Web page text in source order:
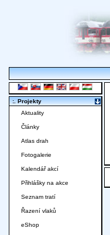
:. Projekty
Aktuality
Články
Atlas drah
Fotogalerie
Kalendář akcí
Přihlášky na akce
Seznam tratí
Řazení vlaků
eShop